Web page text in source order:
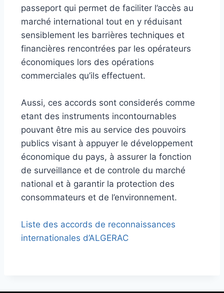
passeport qui permet de faciliter l’accès au
marché international tout en y réduisant
sensiblement les barrières techniques et
financières rencontrées par les opérateurs
économiques lors des opérations
commerciales qu’ils effectuent.
Aussi, ces accords sont considerés comme
etant des instruments incontournables
pouvant être mis au service des pouvoirs
publics visant à appuyer le développement
économique du pays, à assurer la fonction
de surveillance et de controle du marché
national et à garantir la protection des
consommateurs et de l’environnement.
Liste des accords de reconnaissances
internationales d’ALGERAC